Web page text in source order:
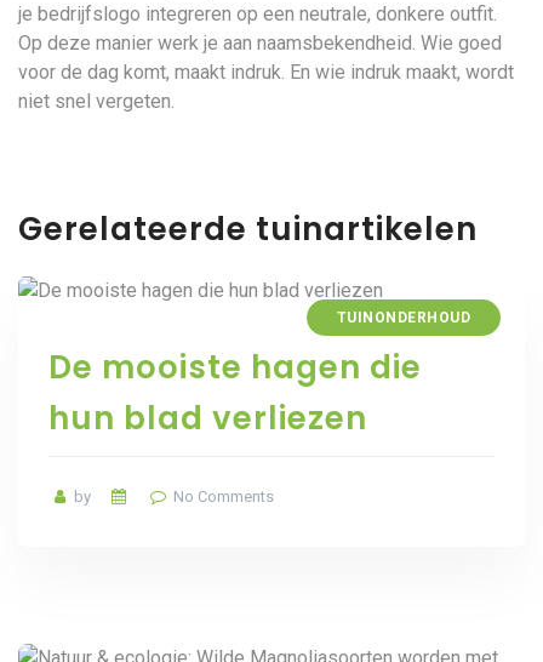
je bedrijfslogo integreren op een neutrale, donkere outfit.
Op deze manier werk je aan naamsbekendheid. Wie goed
voor de dag komt, maakt indruk. En wie indruk maakt, wordt
niet snel vergeten.
Gerelateerde tuinartikelen
TUINONDERHOUD
De mooiste hagen die
hun blad verliezen
by No Comments